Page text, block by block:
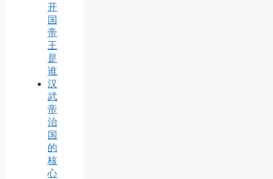
开
国
帝
王
是
谁
汉
武
帝
治
国
的
核
心